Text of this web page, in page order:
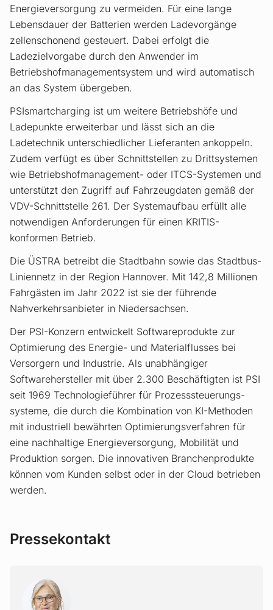
Energieversorgung zu vermeiden. Für eine lange
Lebensdauer der Batterien werden Ladevorgänge
zellenschonend gesteuert. Dabei erfolgt die
Ladezielvorgabe durch den Anwender im
Betriebshofmanagementsystem und wird automatisch
an das System übergeben.
PSIsmartcharging ist um weitere Betriebshöfe und
Ladepunkte erweiterbar und lässt sich an die
Ladetechnik unterschiedlicher Lieferanten ankoppeln.
Zudem verfügt es über Schnittstellen zu Drittsystemen
wie Betriebshofmanagement- oder ITCS-Systemen und
unterstützt den Zugriff auf Fahrzeugdaten gemäß der
VDV-Schnittstelle 261. Der Systemaufbau erfüllt alle
notwendigen Anforderungen für einen KRITIS-
konformen Betrieb.
Die ÜSTRA betreibt die Stadtbahn sowie das Stadtbus-
Liniennetz in der Region Hannover. Mit 142,8 Millionen
Fahrgästen im Jahr 2022 ist sie der führende
Nahverkehrsanbieter in Niedersachsen.
Der PSI-Konzern entwickelt Softwareprodukte zur
Optimierung des Energie- und Materialflusses bei
Versorgern und Industrie. Als unabhängiger
Softwarehersteller mit über 2.300 Beschäftigten ist PSI
seit 1969 Technologieführer für Prozesssteuerungs­
systeme, die durch die Kombination von KI-Methoden
mit industriell bewährten Optimierungsverfahren für
eine nachhaltige Energieversorgung, Mobilität und
Produktion sorgen. Die innovativen Branchenprodukte
können vom Kunden selbst oder in der Cloud betrieben
werden.
Pressekontakt